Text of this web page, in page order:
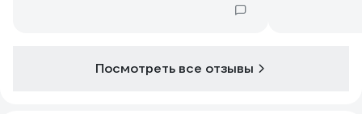
Посмотреть все отзывы